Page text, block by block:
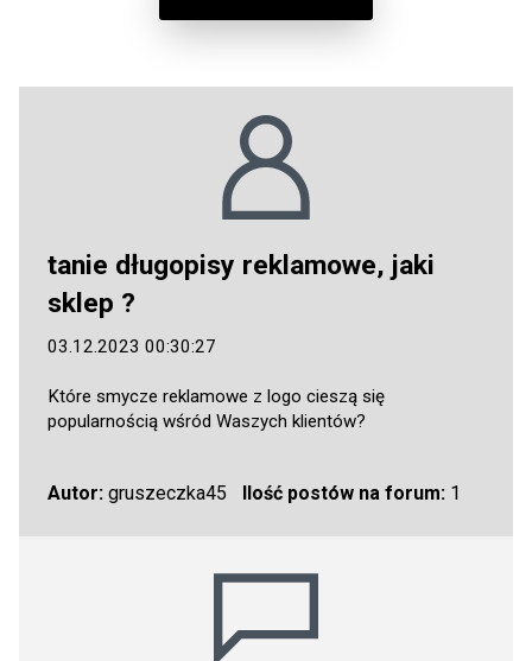
tanie długopisy reklamowe, jaki
sklep ?
03.12.2023 00:30:27
Które smycze reklamowe z logo cieszą się
popularnością wśród Waszych klientów?
Autor: gruszeczka45 Ilość postów na forum:1